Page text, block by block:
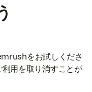
をお試しくださ
利用を取り消すことが